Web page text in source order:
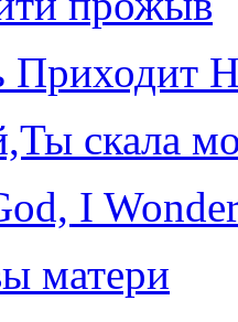
скала
I
матери